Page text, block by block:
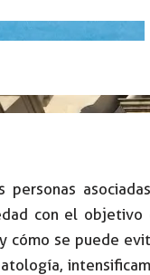
personas
con el objetivo
cómo se puede